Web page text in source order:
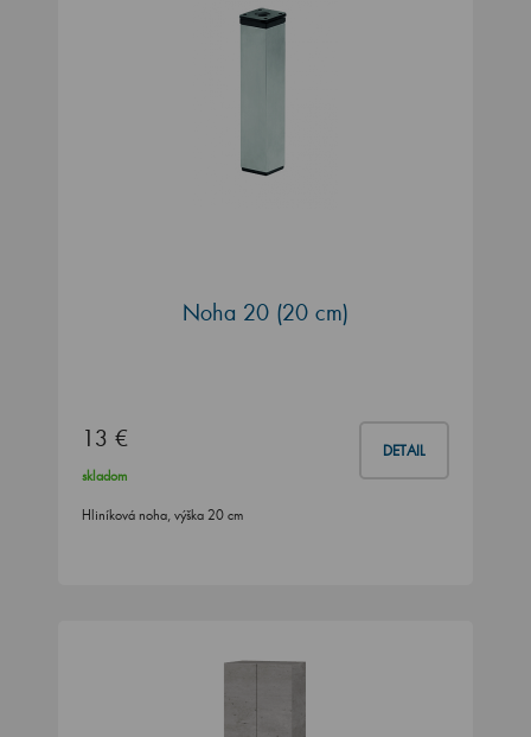
Noha 20 (20 cm)
13 € DETAIL
skladom
Hliníková noha, výška 20 cm